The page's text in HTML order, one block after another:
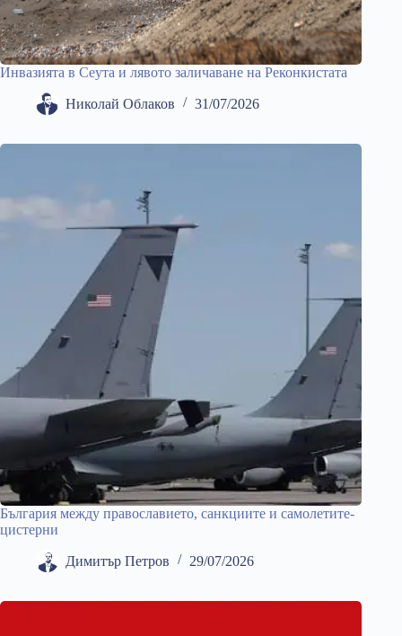
Инвазията в Сеута и лявото заличаване на Реконкистата
Николай Облаков 31/07/2026
България между православието, санкциите и самолетите-
цистерни
Димитър Петров 29/07/2026